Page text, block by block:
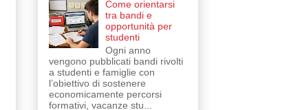
Come orientarsi
tra bandi e
opportunità per
studenti
Ogni anno
vengono pubblicati bandi rivolti
a studenti e famiglie con
l’obiettivo di sostenere
economicamente percorsi
formativi, vacanze stu...